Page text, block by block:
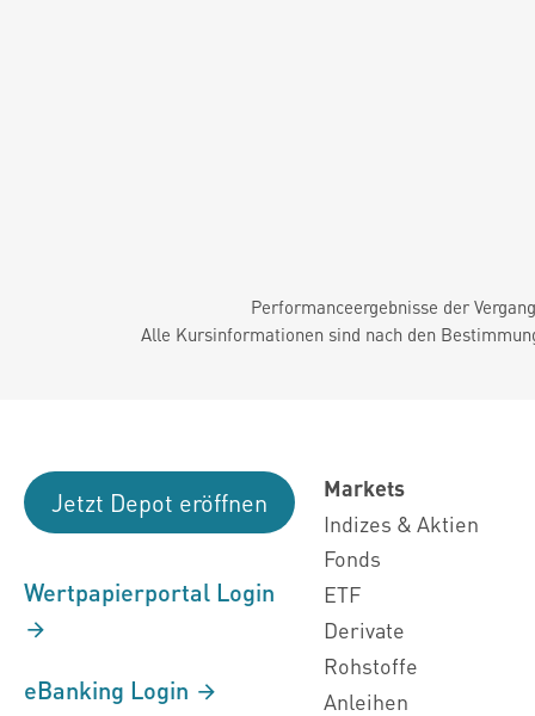
Performanceergebnisse der
Alle Kursinformationen sind nach den
Jetzt Depot eröffnen
Wertpapierportal Login
eBanking Login
Markets
Indizes & Aktien
Fonds
ETF
Derivate
Rohstoffe
Anleihen